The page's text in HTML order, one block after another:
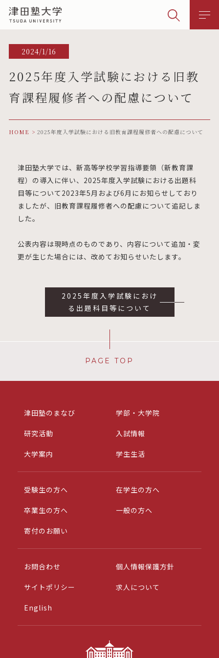
2024/1/16
2025年度入学試験における旧教
育課程履修者への配慮について
HOME 2025年度入学試験における旧教育課程履修者への配慮について
津田塾大学では、新高等学校学習指導要領（新教育課
程）の導入に伴い、2025年度入学試験における出題科
目等について2023年5月および6月にお知らせしており
ましたが、旧教育課程履修者への配慮について追記しま
した。
公表内容は現時点のものであり、内容について追加・変
更が生じた場合には、改めてお知らせいたします。
2025年度入学試験におけ
る出題科目等について
PAGE TOP
津田塾のまなび 学部・大学院
研究活動 入試情報
大学案内 学生生活
受験生の方へ 在学生の方へ
卒業生の方へ 一般の方へ
寄付のお願い
お問合わせ 個人情報保護方針
サイトポリシー 求人について
English